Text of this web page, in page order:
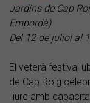
Jardins de Cap
Empordà)
Del 12 de juliol al
El veterà festival
de Cap Roig
lliure amb